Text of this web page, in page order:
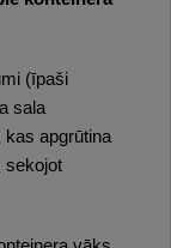
(īpaši
sala
kas apgrūtina
sekojot